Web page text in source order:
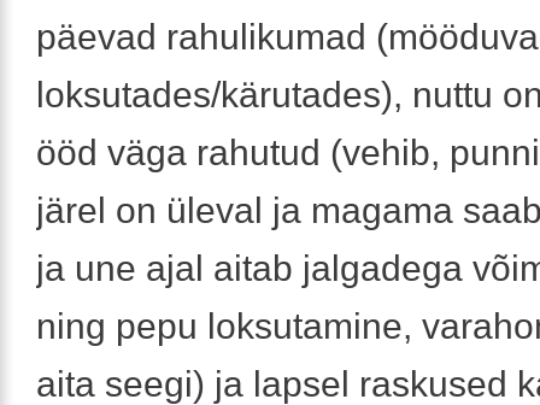
päevad rahulikumad
loksutades/kärutades), nuttu
ööd väga rahutud (vehib,
järel on üleval ja magama
ja une ajal aitab jalgadega
ning pepu loksutamine,
aita seegi) ja lapsel raskused